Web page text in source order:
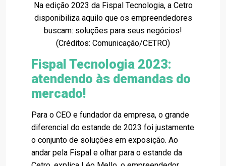
Na edição 2023 da Fispal Tecnologia, a Cetro
disponibiliza aquilo que os empreendedores
buscam: soluções para seus negócios!
(Créditos: Comunicação/CETRO)
Fispal Tecnologia 2023:
atendendo às demandas do
mercado!
Para o CEO e fundador da empresa, o grande
diferencial do estande de 2023 foi justamente
o conjunto de soluções em exposição. Ao
andar pela Fispal e olhar para o estande da